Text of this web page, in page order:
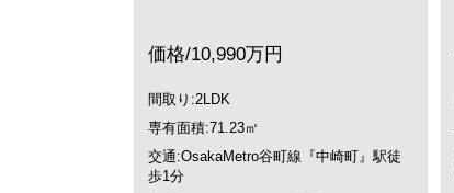
価格/10,990万円
間取り:2LDK
専有面積:71.23㎡
交通:OsakaMetro谷町線『中崎町』駅徒
歩1分